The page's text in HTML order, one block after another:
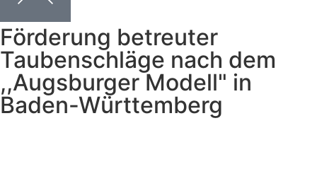
Förderung betreuter
Taubenschläge nach dem
,,Augsburger Modell" in
Baden-Württemberg